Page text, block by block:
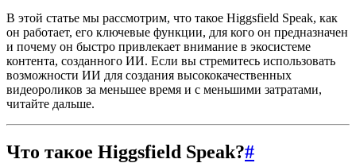
В этой статье мы рассмотрим, что такое Higgsfield Speak, как
он работает, его ключевые функции, для кого он предназначен
и почему он быстро привлекает внимание в экосистеме
контента, созданного ИИ. Если вы стремитесь использовать
возможности ИИ для создания высококачественных
видеороликов за меньшее время и с меньшими затратами,
читайте дальше.
Что такое Higgsfield Speak?#